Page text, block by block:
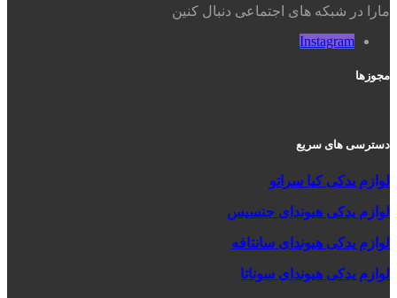
مارا در شبکه های اجتماعی دنبال کنین
Instagram
مجوزها
دسترسی های سریع
لوازم یدکی کیا سراتو
لوازم یدکی هیوندای جنسیس
لوازم یدکی هیوندای سانتافه
لوازم یدکی هیوندای سوناتا